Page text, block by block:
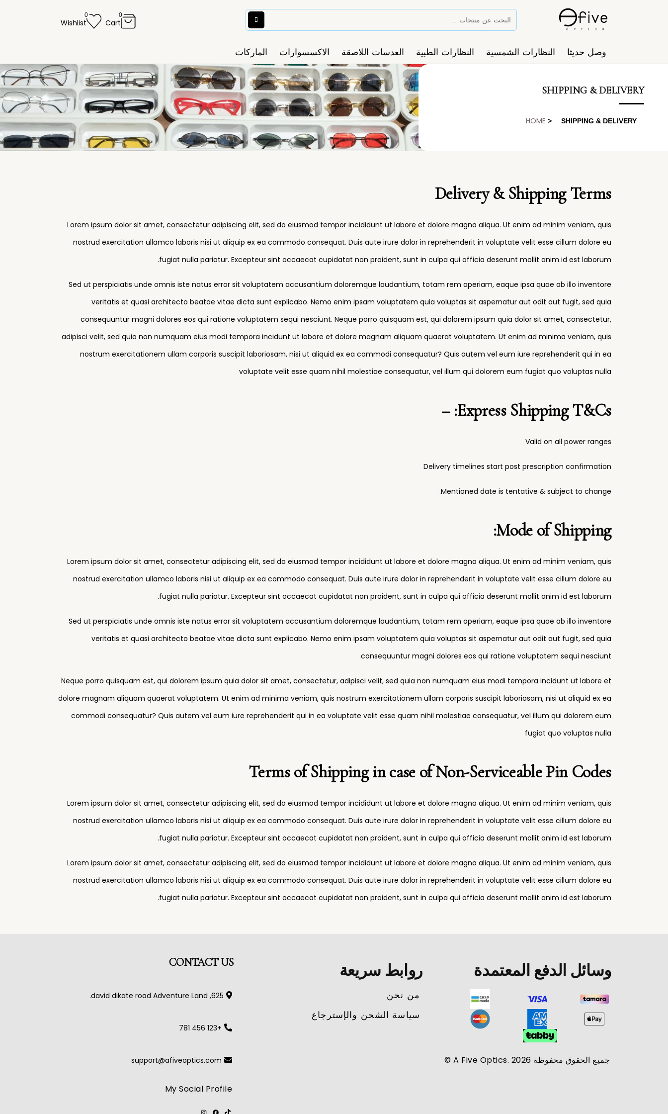
0
Cart
0
Wishlist
وصل حديثا النظارات الشمسية النظارات الطبية العدسات اللاصقة الاكسسوارات الماركات
SHIPPING & DELIVERY
HOME > SHIPPING & DELIVERY
Delivery & Shipping Terms
Lorem ipsum dolor sit amet, consectetur adipiscing elit, sed do eiusmod tempor incididunt ut labore et dolore magna aliqua. Ut enim ad minim veniam, quis
nostrud exercitation ullamco laboris nisi ut aliquip ex ea commodo consequat. Duis aute irure dolor in reprehenderit in voluptate velit esse cillum dolore eu
fugiat nulla pariatur. Excepteur sint occaecat cupidatat non proident, sunt in culpa qui officia deserunt mollit anim id est laborum.
Sed ut perspiciatis unde omnis iste natus error sit voluptatem accusantium doloremque laudantium, totam rem aperiam, eaque ipsa quae ab illo inventore
veritatis et quasi architecto beatae vitae dicta sunt explicabo. Nemo enim ipsam voluptatem quia voluptas sit aspernatur aut odit aut fugit, sed quia
consequuntur magni dolores eos qui ratione voluptatem sequi nesciunt. Neque porro quisquam est, qui dolorem ipsum quia dolor sit amet, consectetur,
adipisci velit, sed quia non numquam eius modi tempora incidunt ut labore et dolore magnam aliquam quaerat voluptatem. Ut enim ad minima veniam, quis
nostrum exercitationem ullam corporis suscipit laboriosam, nisi ut aliquid ex ea commodi consequatur? Quis autem vel eum iure reprehenderit qui in ea
voluptate velit esse quam nihil molestiae consequatur, vel illum qui dolorem eum fugiat quo voluptas nulla
Express Shipping T&Cs: –
Valid on all power ranges
Delivery timelines start post prescription confirmation
Mentioned date is tentative & subject to change.
Mode of Shipping:
Lorem ipsum dolor sit amet, consectetur adipiscing elit, sed do eiusmod tempor incididunt ut labore et dolore magna aliqua. Ut enim ad minim veniam, quis
nostrud exercitation ullamco laboris nisi ut aliquip ex ea commodo consequat. Duis aute irure dolor in reprehenderit in voluptate velit esse cillum dolore eu
fugiat nulla pariatur. Excepteur sint occaecat cupidatat non proident, sunt in culpa qui officia deserunt mollit anim id est laborum.
Sed ut perspiciatis unde omnis iste natus error sit voluptatem accusantium doloremque laudantium, totam rem aperiam, eaque ipsa quae ab illo inventore
veritatis et quasi architecto beatae vitae dicta sunt explicabo. Nemo enim ipsam voluptatem quia voluptas sit aspernatur aut odit aut fugit, sed quia
consequuntur magni dolores eos qui ratione voluptatem sequi nesciunt.
Neque porro quisquam est, qui dolorem ipsum quia dolor sit amet, consectetur, adipisci velit, sed quia non numquam eius modi tempora incidunt ut labore et
dolore magnam aliquam quaerat voluptatem. Ut enim ad minima veniam, quis nostrum exercitationem ullam corporis suscipit laboriosam, nisi ut aliquid ex ea
commodi consequatur? Quis autem vel eum iure reprehenderit qui in ea voluptate velit esse quam nihil molestiae consequatur, vel illum qui dolorem eum
fugiat quo voluptas nulla
Terms of Shipping in case of Non-Serviceable Pin Codes
Lorem ipsum dolor sit amet, consectetur adipiscing elit, sed do eiusmod tempor incididunt ut labore et dolore magna aliqua. Ut enim ad minim veniam, quis
nostrud exercitation ullamco laboris nisi ut aliquip ex ea commodo consequat. Duis aute irure dolor in reprehenderit in voluptate velit esse cillum dolore eu
fugiat nulla pariatur. Excepteur sint occaecat cupidatat non proident, sunt in culpa qui officia deserunt mollit anim id est laborum.
Lorem ipsum dolor sit amet, consectetur adipiscing elit, sed do eiusmod tempor incididunt ut labore et dolore magna aliqua. Ut enim ad minim veniam, quis
nostrud exercitation ullamco laboris nisi ut aliquip ex ea commodo consequat. Duis aute irure dolor in reprehenderit in voluptate velit esse cillum dolore eu
fugiat nulla pariatur. Excepteur sint occaecat cupidatat non proident, sunt in culpa qui officia deserunt mollit anim id est laborum.
وسائل الدفع المعتمدة
جميع الحقوق محفوظة A Five Optics. 2026 ©
روابط سريعة
من نحن
سياسة الشحن والإسترجاع
CONTACT US
625, david dikate road Adventure Land.
+123 456 781
support@afiveoptics.com
My Social Profile